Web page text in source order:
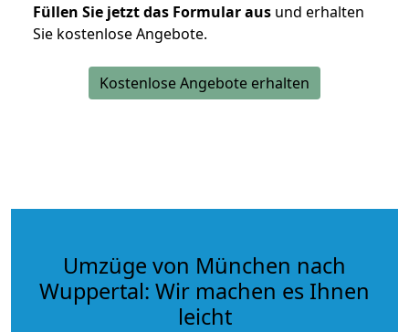
Füllen Sie jetzt das Formular aus und erhalten
Sie kostenlose Angebote.
Kostenlose Angebote erhalten
Umzüge von München nach
Wuppertal: Wir machen es Ihnen
leicht